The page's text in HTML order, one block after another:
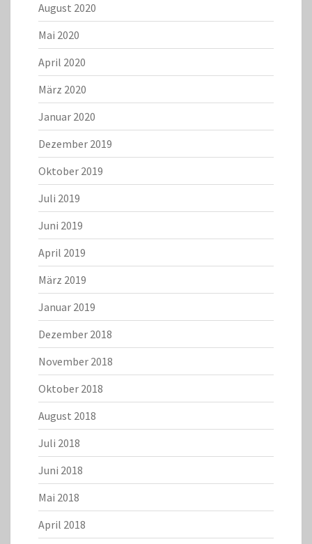
August 2020
Mai 2020
April 2020
März 2020
Januar 2020
Dezember 2019
Oktober 2019
Juli 2019
Juni 2019
April 2019
März 2019
Januar 2019
Dezember 2018
November 2018
Oktober 2018
August 2018
Juli 2018
Juni 2018
Mai 2018
April 2018